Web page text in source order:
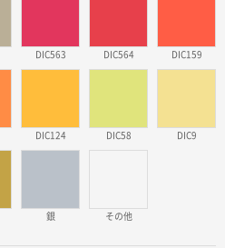
DIC563 DIC564 DIC159
DIC124 DIC58 DIC9
銀 その他